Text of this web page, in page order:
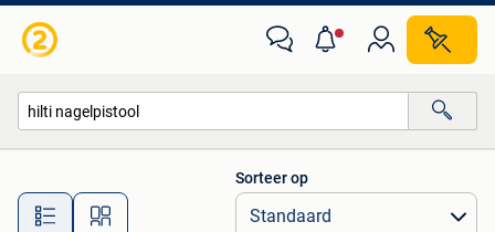
Alle afstanden…
Sorteer op